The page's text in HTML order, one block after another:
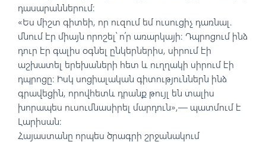
դասարաններում։
«Ես միշտ գիտեի, որ ուզում եմ ուսուցիչ դառնալ.
մնում էր միայն որոշել՝ ո՛ր առարկայի։ Դպրոցում ինձ
դուր էր գալիս օգնել ընկերներիս, սիրում էի
աշխատել երեխաների հետ և ուղղակի սիրում էի
դպրոցը։ Իսկ սոցիալական գիտություններն ինձ
գրավեցին, որովհետև դրանք թույլ են տալիս
խորապես ուսումնասիրել մարդուն»,— պատմում է
Լարիսան։
Հայաստանը որպես ծրագրի շրջանակում